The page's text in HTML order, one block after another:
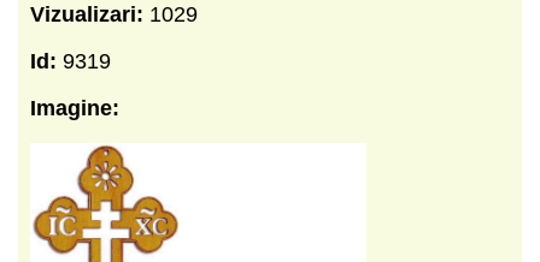
Vizualizari: 1029
Id: 9319
Imagine: